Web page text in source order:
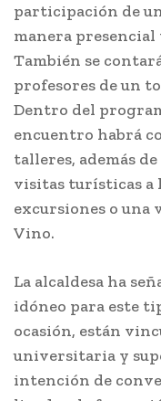
participación de
manera
También se
profesores de un
Dentro del
encuentro habrá
talleres, además
visitas turísticas a
excursiones o
Vino.
La alcaldesa ha
idóneo para este
ocasión, están
universitaria y
intención de